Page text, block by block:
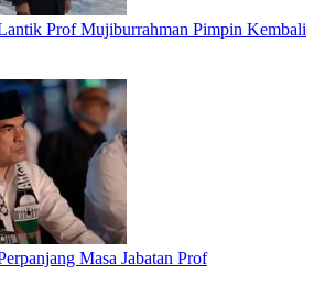
Prof Mujiburrahman Pimpin Kembali
Masa Jabatan Prof